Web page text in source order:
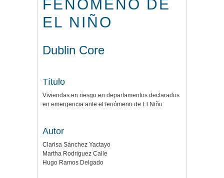
FENÓMENO DE
EL NIÑO
Dublin Core
Título
Viviendas en riesgo en departamentos declarados
en emergencia ante el fenómeno de El Niño
Autor
Clarisa Sánchez Yactayo
Martha Rodriguez Calle
Hugo Ramos Delgado